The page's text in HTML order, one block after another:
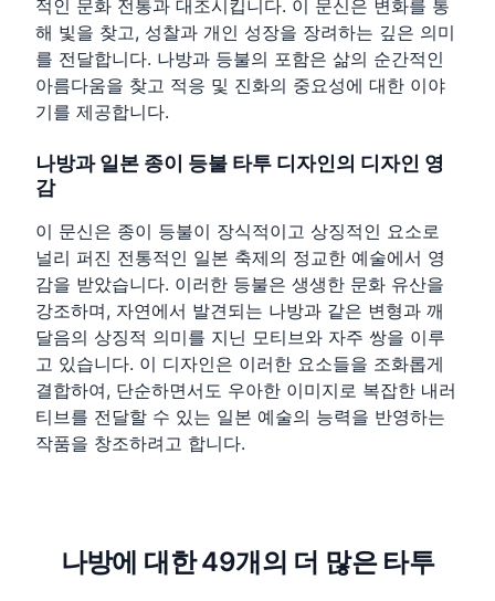
적인 문화 전통과 대조시킵니다. 이 문신은 변화를 통
해 빛을 찾고, 성찰과 개인 성장을 장려하는 깊은 의미
를 전달합니다. 나방과 등불의 포함은 삶의 순간적인
아름다움을 찾고 적응 및 진화의 중요성에 대한 이야
기를 제공합니다.
나방과 일본 종이 등불 타투 디자인의 디자인 영
감
이 문신은 종이 등불이 장식적이고 상징적인 요소로
널리 퍼진 전통적인 일본 축제의 정교한 예술에서 영
감을 받았습니다. 이러한 등불은 생생한 문화 유산을
강조하며, 자연에서 발견되는 나방과 같은 변형과 깨
달음의 상징적 의미를 지닌 모티브와 자주 쌍을 이루
고 있습니다. 이 디자인은 이러한 요소들을 조화롭게
결합하여, 단순하면서도 우아한 이미지로 복잡한 내러
티브를 전달할 수 있는 일본 예술의 능력을 반영하는
작품을 창조하려고 합니다.
나방에 대한 49개의 더 많은 타투